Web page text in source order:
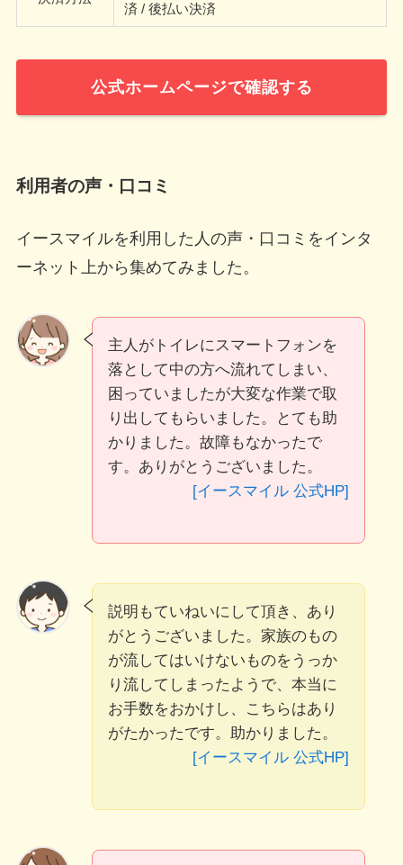
済 / 後払い決済
公式ホームページで確認する
利用者の声・口コミ
イースマイルを利用した人の声・口コミをインタ
ーネット上から集めてみました。
主人がトイレにスマートフォンを
落として中の方へ流れてしまい、
困っていましたが大変な作業で取
り出してもらいました。とても助
かりました。故障もなかったで
す。ありがとうございました。
[イースマイル 公式HP]
説明もていねいにして頂き、あり
がとうございました。家族のもの
が流してはいけないものをうっか
り流してしまったようで、本当に
お手数をおかけし、こちらはあり
がたかったです。助かりました。
[イースマイル 公式HP]